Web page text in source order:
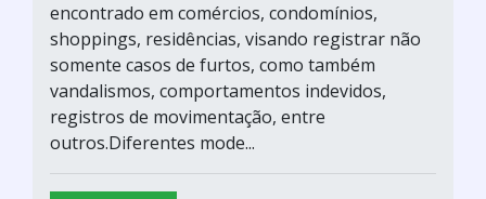
encontrado em comércios, condomínios,
shoppings, residências, visando registrar não
somente casos de furtos, como também
vandalismos, comportamentos indevidos,
registros de movimentação, entre
outros.Diferentes mode...